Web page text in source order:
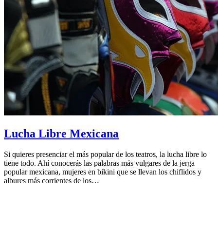
Lucha Libre Mexicana
Si quieres presenciar el más popular de los teatros, la lucha libre lo
tiene todo. Ahí conocerás las palabras más vulgares de la jerga
popular mexicana, mujeres en bikini que se llevan los chiflidos y
albures más corrientes de los…